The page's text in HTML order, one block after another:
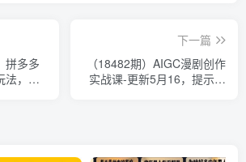
拼多多
法，机
下一篇
（18482期）AIGC漫剧创作
实战课-更新5月16，提示词